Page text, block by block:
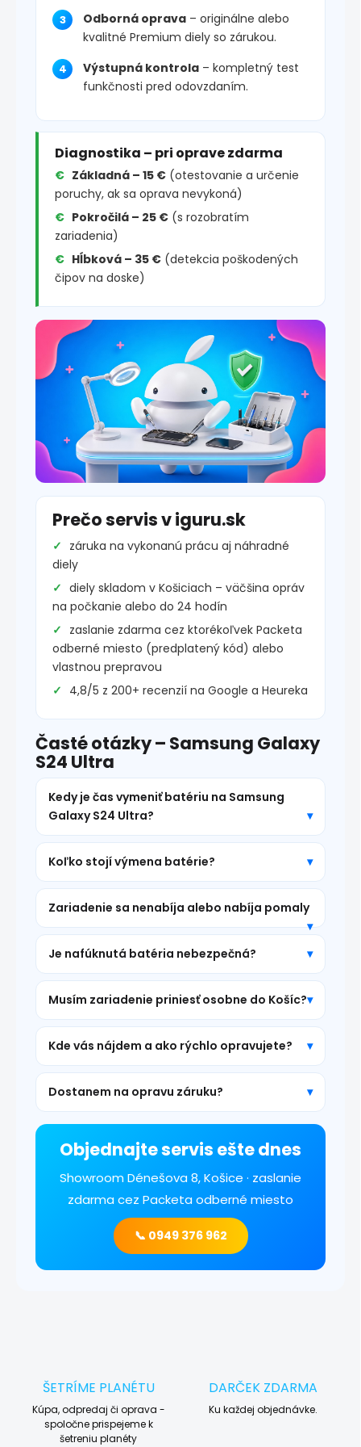
Odborná oprava – originálne alebo
kvalitné Premium diely so zárukou.
Výstupná kontrola – kompletný test
funkčnosti pred odovzdaním.
Diagnostika – pri oprave zdarma
Základná – 15 € (otestovanie a určenie
poruchy, ak sa oprava nevykoná)
Pokročilá – 25 € (s rozobratím
zariadenia)
Hĺbková – 35 € (detekcia poškodených
čipov na doske)
Prečo servis v iguru.sk
záruka na vykonanú prácu aj náhradné
diely
diely skladom v Košiciach – väčšina opráv
na počkanie alebo do 24 hodín
zaslanie zdarma cez ktorékoľvek Packeta
odberné miesto (predplatený kód) alebo
vlastnou prepravou
4,8/5 z 200+ recenzií na Google a Heureka
Časté otázky – Samsung Galaxy
S24 Ultra
Kedy je čas vymeniť batériu na Samsung
Galaxy S24 Ultra?
Koľko stojí výmena batérie?
Zariadenie sa nenabíja alebo nabíja pomaly
Je nafúknutá batéria nebezpečná?
Musím zariadenie priniesť osobne do Košíc?
Kde vás nájdem a ako rýchlo opravujete?
Dostanem na opravu záruku?
Objednajte servis ešte dnes
Showroom Dénešova 8, Košice · zaslanie
zdarma cez Packeta odberné miesto
📞 0949 376 962
ŠETRÍME PLANÉTU
Kúpa, odpredaj či oprava -
spoločne prispejeme k
šetreniu planéty
DARČEK ZDARMA
Ku každej objednávke.